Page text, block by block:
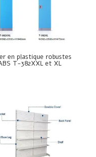
en plastique robustes
T-382XXL et XL